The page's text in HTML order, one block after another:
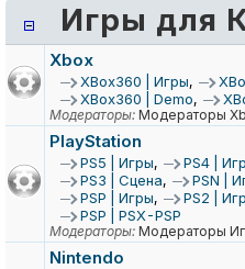
Игры для
Xbox
XBox360 | Игры,
XBox360 | Demo,
Модераторы: Модераторы
PlayStation
PS5 | Игры,
PS4 |
PS3 | Сцена,
PSN |
PSP | Игры,
PS2 |
PSP | PSX-PSP
Модераторы: Модераторы
Nintendo